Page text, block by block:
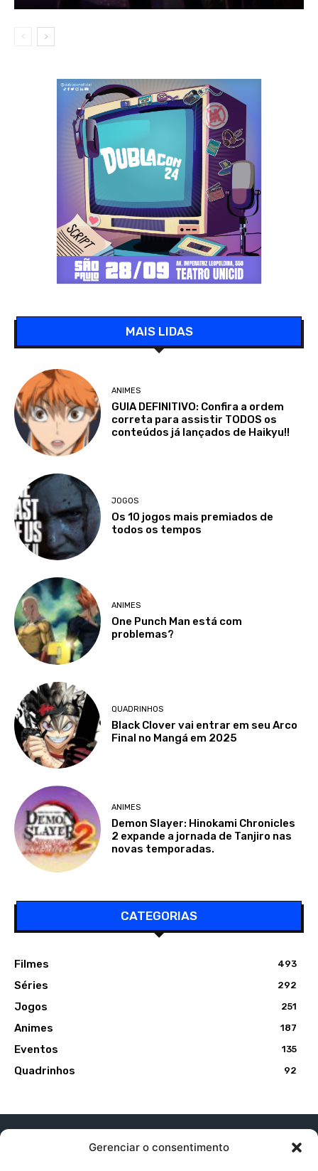
Gerenciar o consentimento
MAIS LIDAS
ANIMES
GUIA DEFINITIVO: Confira a ordem
correta para assistir TODOS os
conteúdos já lançados de Haikyu!!
JOGOS
Os 10 jogos mais premiados de
todos os tempos
ANIMES
One Punch Man está com
problemas?
QUADRINHOS
Black Clover vai entrar em seu Arco
Final no Mangá em 2025
ANIMES
Demon Slayer: Hinokami Chronicles
2 expande a jornada de Tanjiro nas
novas temporadas.
CATEGORIAS
Filmes 493
Séries 292
Jogos 251
Animes 187
Eventos 135
Quadrinhos 92